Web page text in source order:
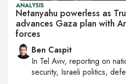
ANALYSIS
Netanyahu powerless as
advances Gaza plan with
forces
Ben Caspit
In Tel Aviv, reporting on
security, Israeli politics,